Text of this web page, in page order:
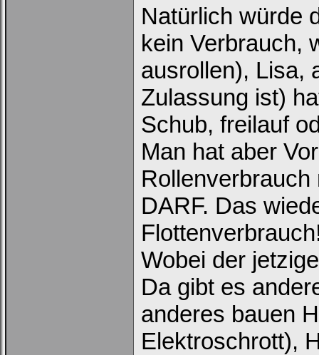
Natürlich würde
kein Verbrauch,
ausrollen), Lisa,
Zulassung ist)
Schub, freilauf
Man hat aber
DARF. Das
Wobei der
Da gibt es
anderes bauen
Elektroschrott),